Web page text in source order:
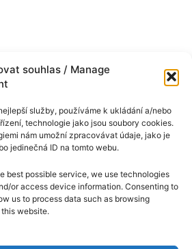
souhlas / Manage
služby, používáme k ukládání a/nebo
technologie jako jsou soubory cookies.
nám umožní zpracovávat údaje, jako je
jedinečná ID na tomto webu.
best possible service, we use technologies
or access device information. Consenting to
us to process data such as browsing
this website.